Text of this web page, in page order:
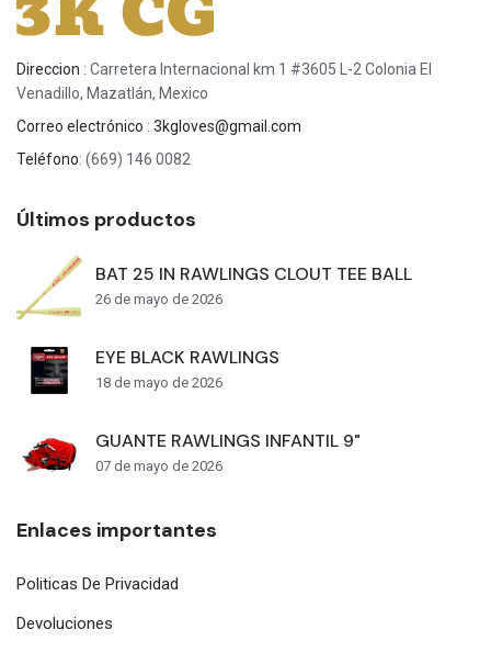
Direccion : Carretera Internacional km 1 #3605 L-2 Colonia El
Venadillo, Mazatlán, Mexico
Correo electrónico : 3kgloves@gmail.com
Teléfono: (669) 146 0082
Últimos productos
BAT 25 IN RAWLINGS CLOUT TEE BALL
26 de mayo de 2026
EYE BLACK RAWLINGS
18 de mayo de 2026
GUANTE RAWLINGS INFANTIL 9"
07 de mayo de 2026
Enlaces importantes
Politicas De Privacidad
Devoluciones